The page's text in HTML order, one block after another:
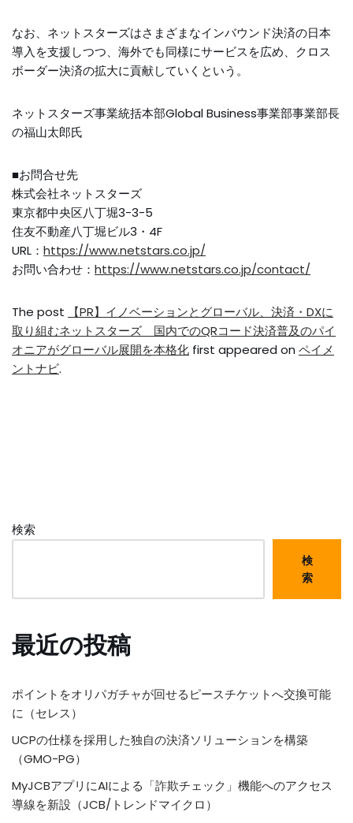
なお、ネットスターズはさまざまなインバウンド決済の日本
導入を支援しつつ、海外でも同様にサービスを広め、クロス
ボーダー決済の拡大に貢献していくという。
ネットスターズ事業統括本部Global Business事業部事業部長
の福山太郎氏
■お問合せ先
株式会社ネットスターズ
東京都中央区八丁堀3-3-5
住友不動産八丁堀ビル3・4F
URL： https://www.netstars.co.jp/
お問い合わせ： https://www.netstars.co.jp/contact/
The post
【PR】イノベーションとグローバル、決済・DXに
取り組むネットスターズ 国内でのQRコード決済普及のパイ
オニアがグローバル展開を本格化 first appeared on ペイメ
ントナビ.
検索
検
索
最近の投稿
ポイントをオリパガチャが回せるピースチケットへ交換可能
に（セレス）
UCPの仕様を採用した独自の決済ソリューションを構築
（GMO-PG）
MyJCBアプリにAIによる「詐欺チェック」機能へのアクセス
導線を新設（JCB/トレンドマイクロ）